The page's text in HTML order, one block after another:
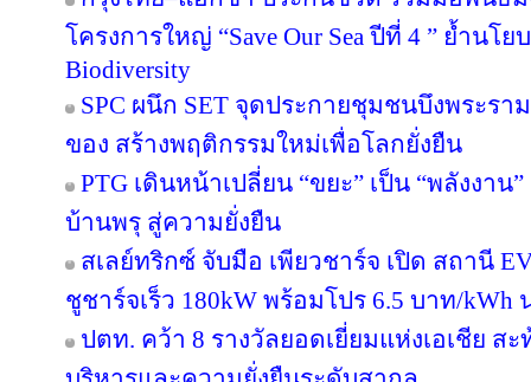
โครงการใหญ่ “Save Our Sea ปีที่ 4 ” ย้ำนโ
Biodiversity
SPC ผนึก SET จุดประกายชุมชนบึงพระร
ของ สร้างพฤติกรรมใหม่เพื่อโลกยั่งยืน
PTG เดินหน้าเปลี่ยน “ขยะ” เป็น “พลังง
บ้านพรุ สู่ความยั่งยืน
สเลย์ทริกซ์ จับมือ เพียวชาร์จ เปิด สถานี
ชูชาร์จเร็ว 180kW พร้อมโปร 6.5 บาท/kWh
ปตท. คว้า 8 รางวัลยอดเยี่ยมแห่งเอเชีย